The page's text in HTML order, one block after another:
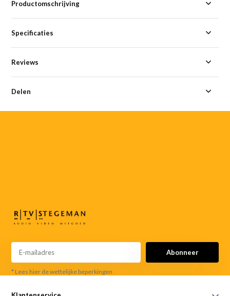
Productomschrijving
Specificaties
Reviews
Delen
Abonneer
* Lees hier de wettelijke beperkingen